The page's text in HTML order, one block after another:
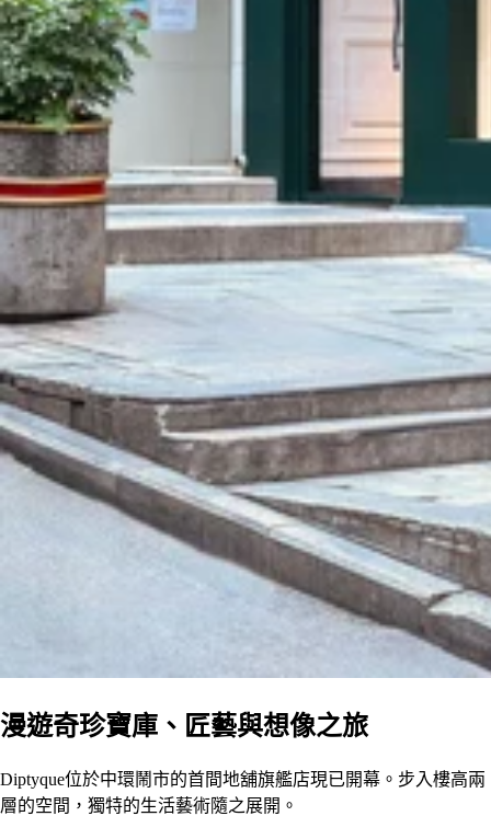
漫遊奇珍寶庫、匠藝與想像之旅
Diptyque位於中環鬧市的首間地舖旗艦店現已開幕。步入樓高兩
層的空間，獨特的生活藝術隨之展開。